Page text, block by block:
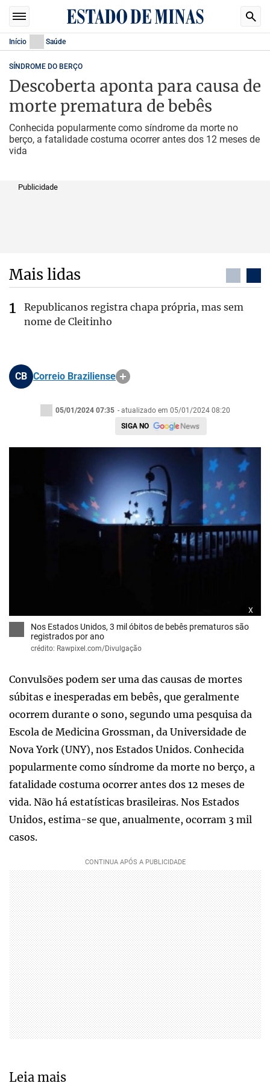
Início Saúde
SÍNDROME DO BERÇO
Descoberta aponta para causa de
morte prematura de bebês
Conhecida popularmente como síndrome da morte no
berço, a fatalidade costuma ocorrer antes dos 12 meses de
vida
Publicidade
Mais lidas
Republicanos registra chapa própria, mas sem
nome de Cleitinho
CB Correio Braziliense
05/01/2024 07:35 - atualizado em 05/01/2024 08:20
SIGA NO
x
Nos Estados Unidos, 3 mil óbitos de bebês prematuros são
registrados por ano
crédito: Rawpixel.com/Divulgação
Convulsões podem ser uma das causas de mortes
súbitas e inesperadas em bebês, que geralmente
ocorrem durante o sono, segundo uma pesquisa da
Escola de Medicina Grossman, da Universidade de
Nova York (UNY), nos Estados Unidos. Conhecida
popularmente como síndrome da morte no berço, a
fatalidade costuma ocorrer antes dos 12 meses de
vida. Não há estatísticas brasileiras. Nos Estados
Unidos, estima-se que, anualmente, ocorram 3 mil
casos.
Leia mais